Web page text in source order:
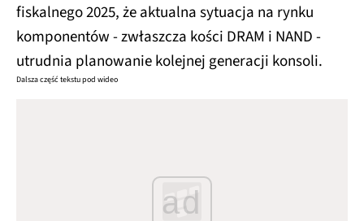
fiskalnego 2025, że aktualna sytuacja na rynku
komponentów - zwłaszcza kości DRAM i NAND -
utrudnia planowanie kolejnej generacji konsoli.
Dalsza część tekstu pod wideo
ad